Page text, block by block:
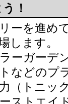
！
ーを進め
します。
ーガーデ
などのプ
（トニッ